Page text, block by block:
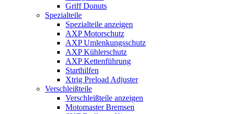
Griff Donuts
Spezialteile
Spezialteile anzeigen
AXP Motorschutz
AXP Umlenkungsschutz
AXP Kühlerschutz
AXP Kettenführung
Starthilfen
Xtrig Preload Adjuster
Verschleißteile
Verschleißteile anzeigen
Motomaster Bremsen